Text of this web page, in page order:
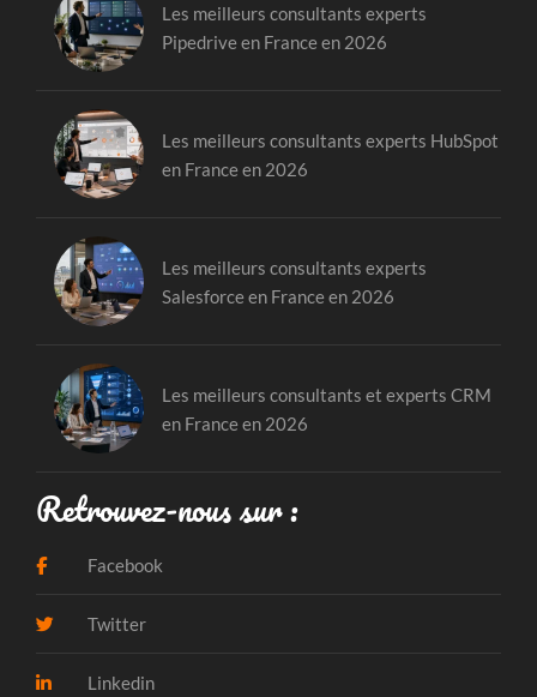
Les meilleurs consultants experts
Pipedrive en France en 2026
Les meilleurs consultants experts HubSpot
en France en 2026
Les meilleurs consultants experts
Salesforce en France en 2026
Les meilleurs consultants et experts CRM
en France en 2026
Retrouvez-nous sur :
Facebook
Twitter
Linkedin